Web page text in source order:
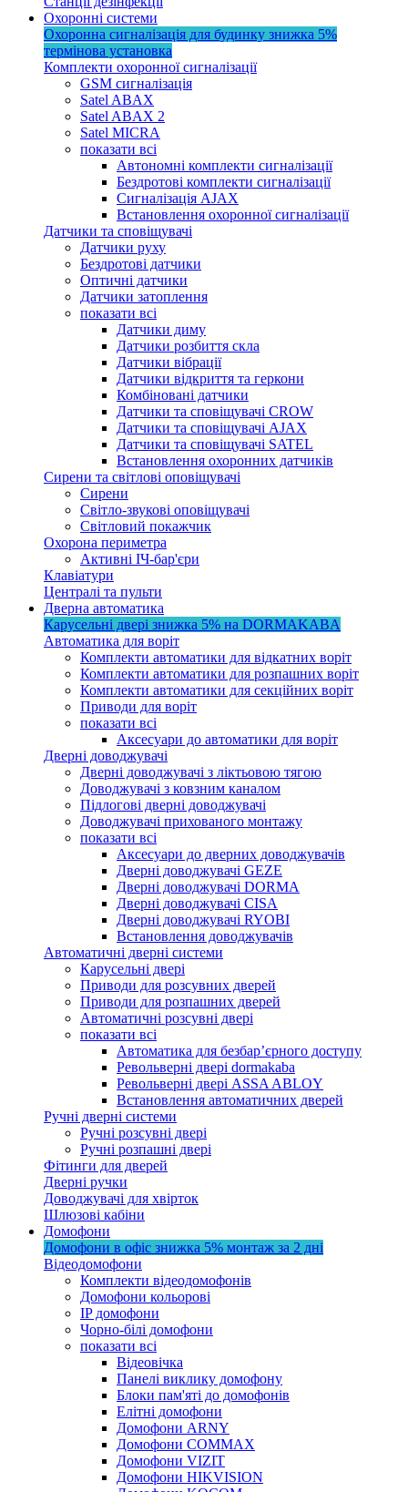
Охоронні системи
Охоронна сигналізація для будинку знижка 5%
термінова установка
Комплекти охоронної сигналізації
GSM сигналізація
Satel ABAX
Satel ABAX 2
Satel MICRA
показати всі
Автономні комплекти сигналізації
Бездротові комплекти сигналізації
Сигналізація AJAX
Встановлення охоронної сигналізації
Датчики та сповіщувачі
Датчики руху
Бездротові датчики
Оптичні датчики
Датчики затоплення
показати всі
Датчики диму
Датчики розбиття скла
Датчики вібрації
Датчики відкриття та геркони
Комбіновані датчики
Датчики та сповіщувачі CROW
Датчики та сповіщувачі AJAX
Датчики та сповіщувачі SATEL
Встановлення охоронних датчиків
Сирени та світлові оповіщувачі
Сирени
Світло-звукові оповіщувачі
Світловий покажчик
Охорона периметра
Активні ІЧ-бар'єри
Клавіатури
Централі та пульти
Дверна автоматика
Карусельні двері знижка 5% на DORMAKABA
Автоматика для воріт
Комплекти автоматики для відкатних воріт
Комплекти автоматики для розпашних воріт
Комплекти автоматики для секційних воріт
Приводи для воріт
показати всі
Аксесуари до автоматики для воріт
Дверні доводжувачі
Дверні доводжувачі з ліктьовою тягою
Доводжувачі з ковзним каналом
Підлогові дверні доводжувачі
Доводжувачі прихованого монтажу
показати всі
Аксесуари до дверних доводжувачів
Дверні доводжувачі GEZE
Дверні доводжувачі DORMA
Дверні доводжувачі CISA
Дверні доводжувачі RYOBI
Встановлення доводжувачів
Автоматичні дверні системи
Карусельні двері
Приводи для розсувних дверей
Приводи для розпашних дверей
Автоматичні розсувні двері
показати всі
Автоматика для безбар’єрного доступу
Револьверні двері dormakaba
Револьверні двері ASSA ABLOY
Встановлення автоматичних дверей
Ручні дверні системи
Ручні розсувні двері
Ручні розпашні двері
Фітинги для дверей
Дверні ручки
Доводжувачі для хвірток
Шлюзові кабіни
Домофони
Домофони в офіс знижка 5% монтаж за 2 дні
Відеодомофони
Комплекти відеодомофонів
Домофони кольорові
IP домофони
Чорно-білі домофони
показати всі
Відеовічка
Панелі виклику домофону
Блоки пам'яті до домофонів
Елітні домофони
Домофони ARNY
Домофони COMMAX
Домофони VIZIT
Домофони HIKVISION